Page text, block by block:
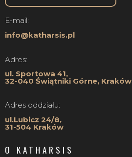
E-mail:
info@katharsis.pl
Adres:
ul. Sportowa 41,
32-040 Świątniki Górne, Kraków
Adres oddziału:
ul.Lubicz 24/8,
31-504 Kraków
O KATHARSIS